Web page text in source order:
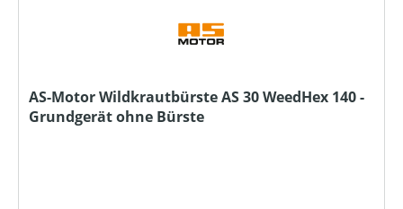
AS-Motor Wildkrautbürste AS 30 WeedHex 140 -
Grundgerät ohne Bürste